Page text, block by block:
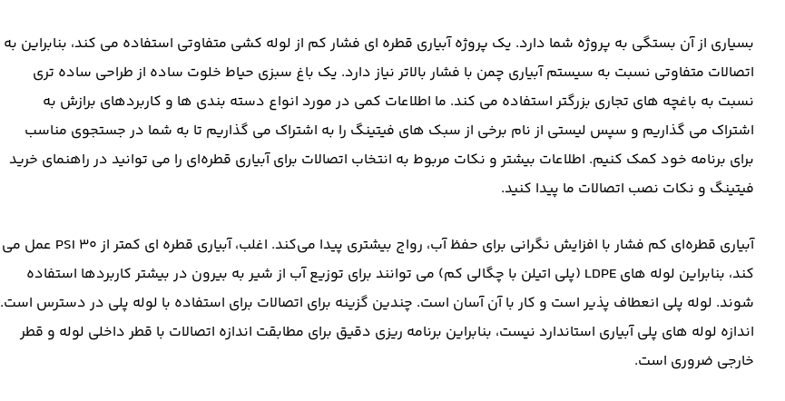
بسیاری از آن بستگی به پروژه شما دارد. یک پروژه آبیاری قطره ‌ای فشار کم از لوله ‌کشی متفاوتی استفاده می ‌کند، بنابراین به
اتصالات متفاوتی نسبت به سیستم آبیاری چمن با فشار بالاتر نیاز دارد. یک باغ سبزی حیاط خلوت ساده از طراحی ساده تری
نسبت به باغچه های تجاری بزرگتر استفاده می کند. ما اطلاعات کمی در مورد انواع دسته بندی ها و کاربردهای برازش به
اشتراک می گذاریم و سپس لیستی از نام برخی از سبک های فیتینگ را به اشتراک می گذاریم تا به شما در جستجوی مناسب
برای برنامه خود کمک کنیم. اطلاعات بیشتر و نکات مربوط به انتخاب اتصالات برای آبیاری قطره‌ای را می ‌توانید در راهنمای خرید
فیتینگ و نکات نصب اتصالات ما پیدا کنید.
آبیاری قطره‌ای کم‌ فشار با افزایش نگرانی برای حفظ آب، رواج بیشتری پیدا می‌کند. اغلب، آبیاری قطره ای کمتر از ۳۰ PSI عمل می
کند، بنابراین لوله های LDPE (پلی اتیلن با چگالی کم) می توانند برای توزیع آب از شیر به بیرون در بیشتر کاربردها استفاده
شوند. لوله پلی انعطاف پذیر است و کار با آن آسان است. چندین گزینه برای اتصالات برای استفاده با لوله پلی در دسترس است.
اندازه لوله های پلی آبیاری استاندارد نیست، بنابراین برنامه ریزی دقیق برای مطابقت اندازه اتصالات با قطر داخلی لوله و قطر
خارجی ضروری است.